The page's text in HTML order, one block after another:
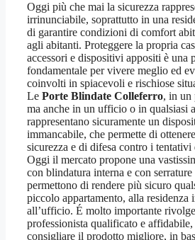
Oggi più che mai la sicurezza
irrinunciabile, soprattutto in una
di garantire condizioni di comfort
agli abitanti. Proteggere la propria
accessori e dispositivi appositi è una
fondamentale per vivere meglio ed
coinvolti in spiacevoli e rischiose
Le Porte Blindate Colleferro, in un
ma anche in un ufficio o in qualsiasi
rappresentano sicuramente un
immancabile, che permette di
sicurezza e di difesa contro i tentativi
Oggi il mercato propone una
con blindatura interna e con
permettono di rendere più sicuro
piccolo appartamento, alla residenza
all’ufficio. É molto importante
professionista qualificato e
consigliare il prodotto migliore, in